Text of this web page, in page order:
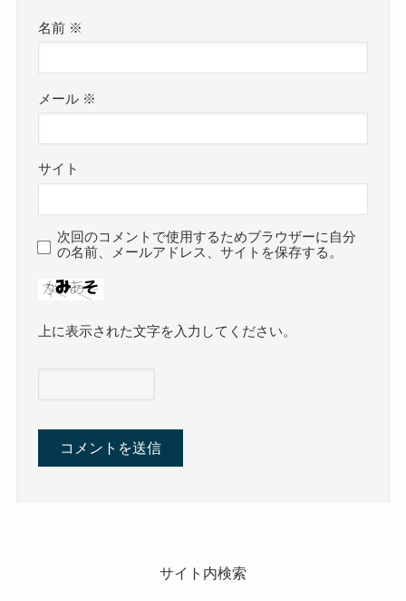
名前 ※
メール ※
サイト
次回のコメントで使用するためブラウザーに自分
の名前、メールアドレス、サイトを保存する。
上に表示された文字を入力してください。
サイト内検索